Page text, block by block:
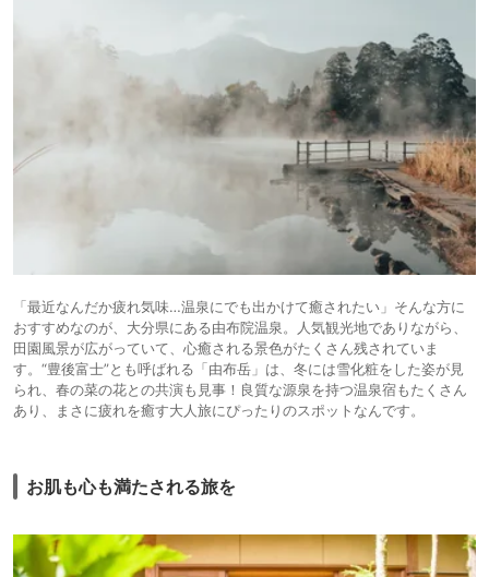
「最近なんだか疲れ気味…温泉にでも出かけて癒されたい」そんな方に
おすすめなのが、大分県にある由布院温泉。人気観光地でありながら、
田園風景が広がっていて、心癒される景色がたくさん残されていま
す。“豊後富士”とも呼ばれる「由布岳」は、冬には雪化粧をした姿が見
られ、春の菜の花との共演も見事！良質な源泉を持つ温泉宿もたくさん
あり、まさに疲れを癒す大人旅にぴったりのスポットなんです。
お肌も心も満たされる旅を